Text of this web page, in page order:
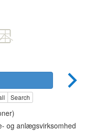
Search
og anlægsvirksomhed